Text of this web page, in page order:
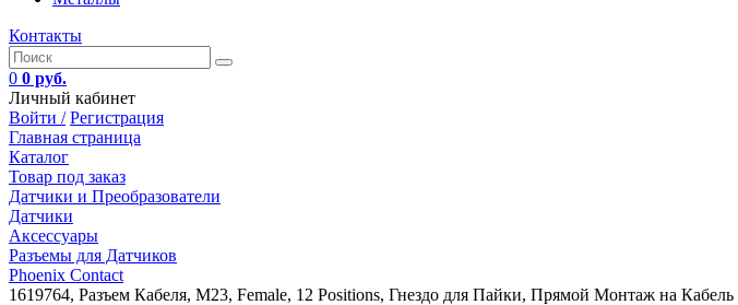
Контакты
0 0 руб.
Личный кабинет
Войти / Регистрация
Главная страница
Каталог
Товар под заказ
Датчики и Преобразователи
Датчики
Аксессуары
Разъемы для Датчиков
Phoenix Contact
1619764, Разъем Кабеля, M23, Female, 12 Positions, Гнездо для Пайки, Прямой Монтаж на Кабель